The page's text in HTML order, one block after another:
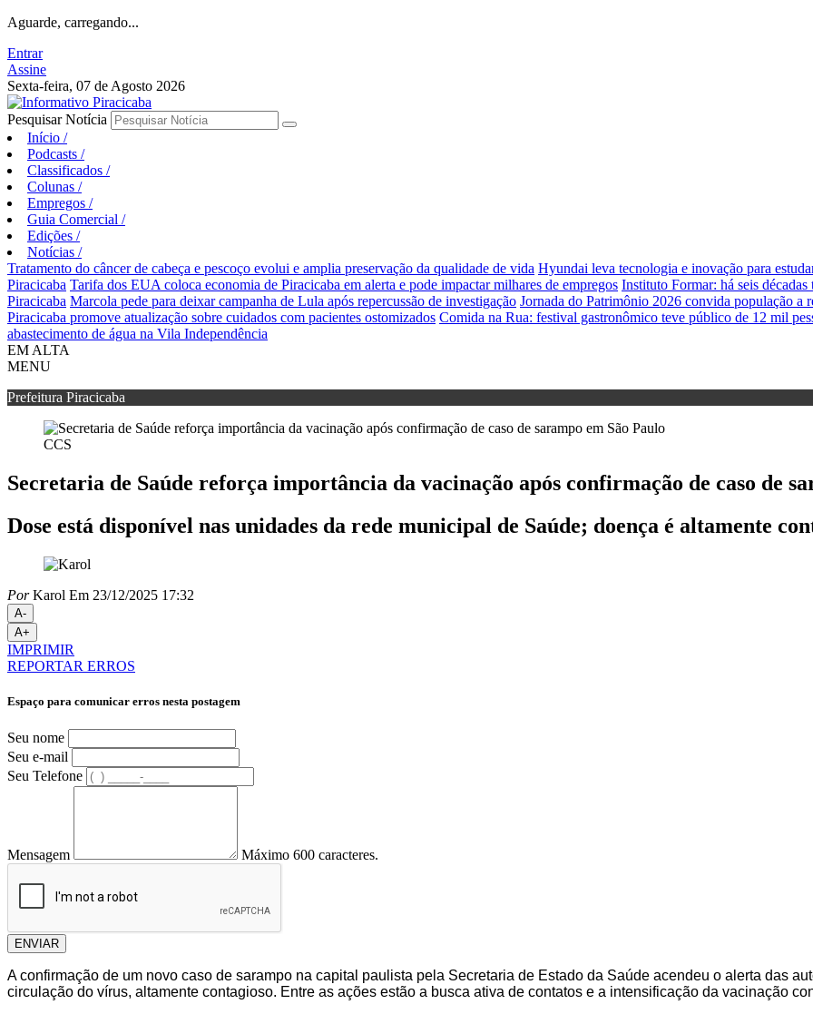
Aguarde, carregando...
Entrar
Assine
Sexta-feira, 07 de Agosto 2026
Pesquisar Notícia
Início /
Podcasts /
Classificados /
Colunas /
Empregos /
Guia Comercial /
Edições /
Notícias /
Tratamento do câncer de cabeça e pescoço evolui e amplia preservação da qualidade de vida Hyundai leva tecnologia e inovação para
Piracicaba Tarifa dos EUA coloca economia de Piracicaba em alerta e pode impactar milhares de empregos Instituto Formar: há seis
Piracicaba Marcola pede para deixar campanha de Lula após repercussão de investigação Jornada do Patrimônio 2026 convida população a
Piracicaba promove atualização sobre cuidados com pacientes ostomizados Comida na Rua: festival gastronômico teve público de 12 mil
abastecimento de água na Vila Independência
EM ALTA
MENU
Prefeitura Piracicaba
CCS
Secretaria de Saúde reforça importância da vacinação após confirmação de caso de
Dose está disponível nas unidades da rede municipal de Saúde; doença é altamente
PorKarol Em 23/12/2025 17:32
A-
A+
IMPRIMIR
REPORTAR ERROS
Espaço para comunicar erros nesta postagem
Seu nome
Seu e-mail
Seu Telefone
Mensagem Máximo 600 caracteres.
ENVIAR
A confirmação de um novo caso de sarampo na capital paulista pela Secretaria de Estado da Saúde acendeu o alerta das
circulação do vírus, altamente contagioso. Entre as ações estão a busca ativa de contatos e a intensificação da vacinação